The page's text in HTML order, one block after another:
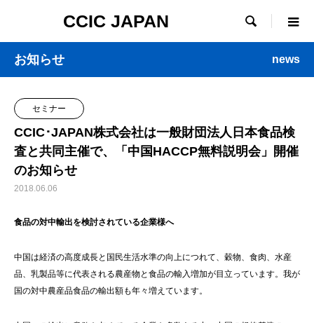
CCIC JAPAN 
お知らせ news
セミナー
CCIC･JAPAN株式会社は一般財団法人日本食品検
査と共同主催で、「中国HACCP無料説明会」開催
のお知らせ
2018.06.06
食品の対中輸出を検討されている企業様へ
中国は経済の高度成長と国民生活水準の向上につれて、穀物、食肉、水産
品、乳製品等に代表される農産物と食品の輸入増加が目立っています。我が
国の対中農産品食品の輸出額も年々増えています。